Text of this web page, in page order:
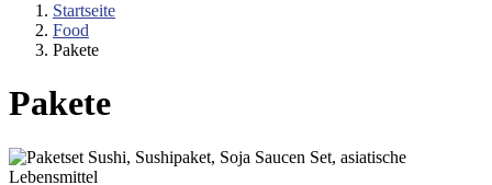
Startseite
Food
Pakete
Pakete